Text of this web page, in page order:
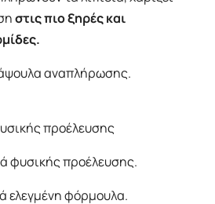
στις πιο ξηρές και
αναπλήρωσης.
προέλευσης
φυσικής προέλευσης.
ελεγμένη φόρμουλα.